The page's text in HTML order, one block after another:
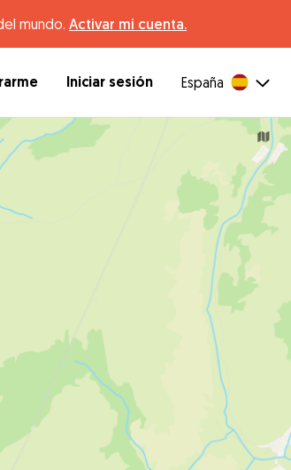
mundo. Activar mi cuenta.
Iniciar sesión España